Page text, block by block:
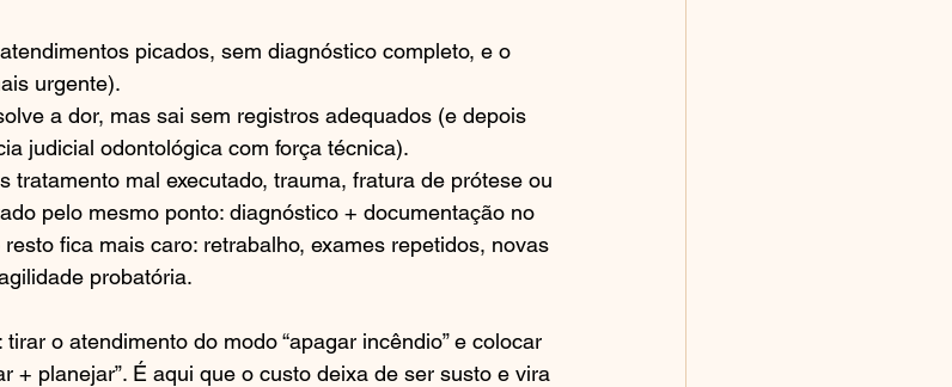
picados, sem diagnóstico completo, e o
urgente).
a dor, mas sai sem registros adequados (e depois
judicial odontológica com força técnica).
tratamento mal executado, trauma, fratura de prótese ou
pelo mesmo ponto: diagnóstico + documentação no
fica mais caro: retrabalho, exames repetidos, novas
probatória.
o atendimento do modo “apagar incêndio” e colocar
+ planejar”. É aqui que o custo deixa de ser susto e vira